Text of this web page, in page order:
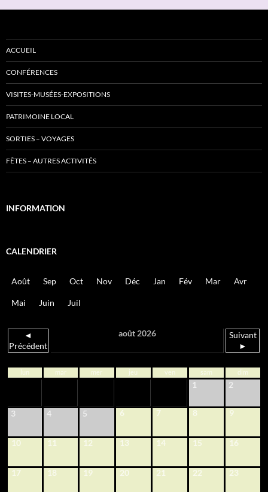
articles
ACCUEIL
CONFÉRENCES
VISITES-MUSÉES-EXPOSITIONS
PATRIMOINE LOCAL
SORTIES – VOYAGES
FÊTES – AUTRES ACTIVITÉS
INFORMATION
CALENDRIER
Août Sep Oct Nov Déc Jan Fév Mar Avr
Mai Juin Juil
◄
Précédent
août 2026
Suivant
►
lun mar mer jeu ven sam dim
1 2
3 4 5 6 7 8 9
10 11 12 13 14 15 16
17 18 19 20 21 22 23